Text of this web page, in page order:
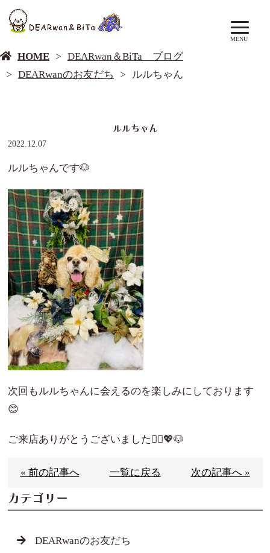
MENU
HOME
DEARwan＆BiTa ブログ
DEARwanのお友だち
ルルちゃん
ルルちゃん
2022.12.07
ルルちゃんです🐶
次回もルルちゃんに会えるのを楽しみにしております
😊
ご来店ありがとうございました🙇‍♀️💖🐶
« 前の記事へ 一覧に戻る 次の記事へ »
カテゴリー
DEARwanのお友だち